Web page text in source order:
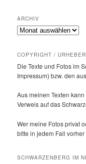
ARCHIV
Archiv
COPYRIGHT /
Die Texte und Fotos im
Impressum) bzw. den
Aus meinen Texten
Verweis auf das
Wer meine Fotos privat
bitte in jedem Fall
SCHWARZENBERG IM